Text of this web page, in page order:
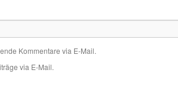
Kommentare via E-Mail.
via E-Mail.